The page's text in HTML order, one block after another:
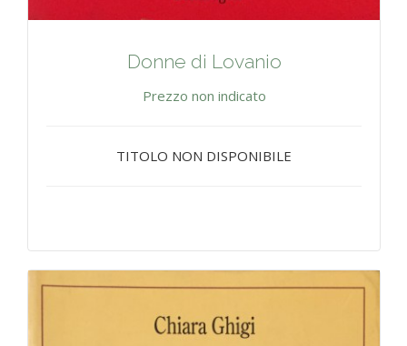
Donne di Lovanio
Prezzo non indicato
TITOLO NON DISPONIBILE